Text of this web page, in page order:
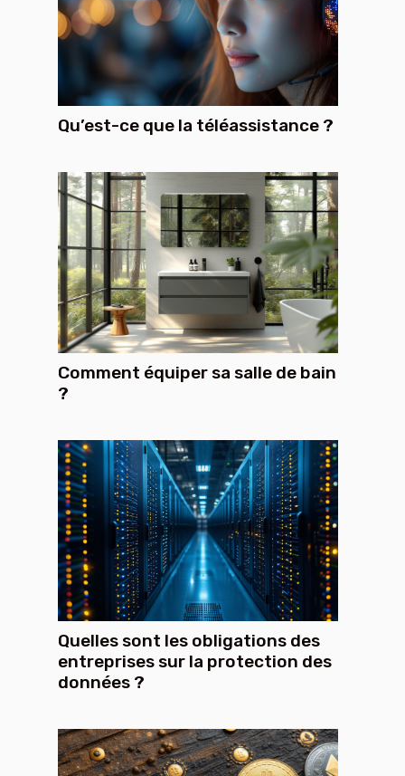
Qu’est-ce que la téléassistance ?
Comment équiper sa salle de bain
?
Quelles sont les obligations des
entreprises sur la protection des
données ?